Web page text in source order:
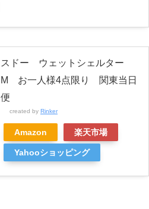
スドー ウェットシェルター
M お一人様4点限り 関東当日
便
created by Rinker
Amazon 楽天市場
Yahooショッピング